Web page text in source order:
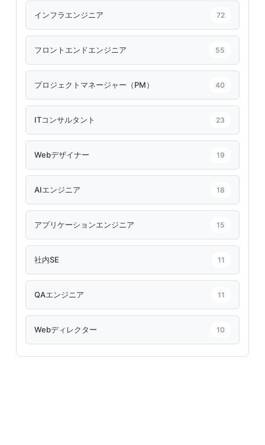
インフラエンジニア 72
フロントエンドエンジニア 55
プロジェクトマネージャー（PM） 40
ITコンサルタント 23
Webデザイナー 19
AIエンジニア 18
アプリケーションエンジニア 15
社内SE 11
QAエンジニア 11
Webディレクター 10